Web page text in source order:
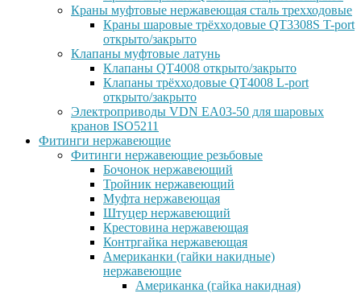
Краны муфтовые нержавеющая сталь трехходовые
Краны шаровые трёхходовые QT3308S T-port
открыто/закрыто
Клапаны муфтовые латунь
Клапаны QT4008 открыто/закрыто
Клапаны трёхходовые QT4008 L-port
открыто/закрыто
Электроприводы VDN EA03-50 для шаровых
кранов ISO5211
Фитинги нержавеющие
Фитинги нержавеющие резьбовые
Бочонок нержавеющий
Тройник нержавеющий
Муфта нержавеющая
Штуцер нержавеющий
Крестовина нержавеющая
Контргайка нержавеющая
Американки (гайки накидные)
нержавеющие
Американка (гайка накидная)